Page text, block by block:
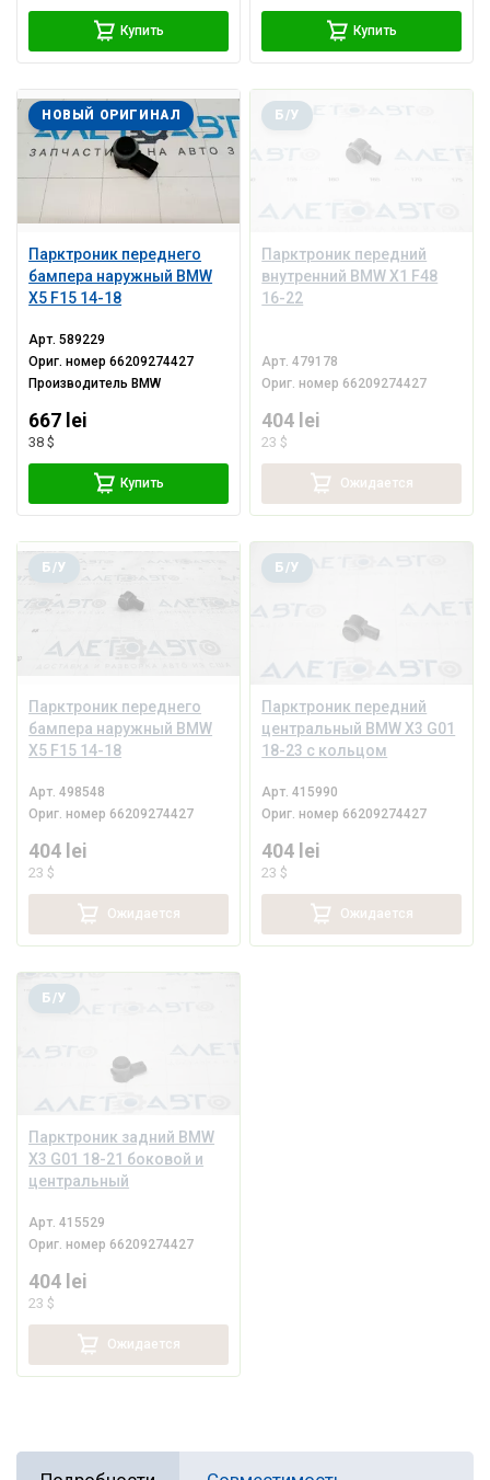
Купить Купить
Парктроник переднего
бампера наружный BMW
X5 F15 14-18
НОВЫЙ ОРИГИНАЛ
Арт.589229
Ориг. номер66209274427
Производитель BMW
667 lei
38 $
Купить
Парктроник передний
внутренний BMW X1 F48
16-22
Б/У
Арт.479178
Ориг. номер 66209274427
404 lei
23 $
Ожидается
Парктроник переднего
бампера наружный BMW
X5 F15 14-18
Б/У
Арт.498548
Ориг. номер 66209274427
404 lei
23 $
Ожидается
Парктроник передний
центральный BMW X3 G01
18-23 с кольцом
Б/У
Арт.415990
Ориг. номер 66209274427
404 lei
23 $
Ожидается
Парктроник задний BMW
X3 G01 18-21 боковой и
центральный
Б/У
Арт.415529
Ориг. номер 66209274427
404 lei
23 $
Ожидается